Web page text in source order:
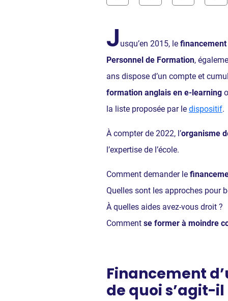
J usqu’en 2015, le financement
Personnel de Formation,
ans dispose d’un compte et
formation anglais en e-learning
la liste proposée par le dispositif.
À compter de 2022, l’organisme
l’expertise de l’école.
Comment demander le
Quelles sont les approches pour
À quelles aides avez-vous droit ?
Comment se former à moindre
Financement
de quoi s’agit-il